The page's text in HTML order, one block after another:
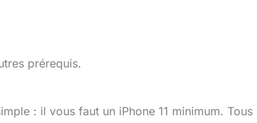
prérequis.
: il vous faut un iPhone 11 minimum. Tous